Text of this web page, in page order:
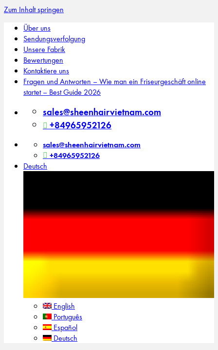
Zum Inhalt springen
Über uns
Sendungsverfolgung
Unsere Fabrik
Bewertungen
Kontaktiere uns
Fragen und Antworten – Wie man ein Friseurgeschäft online
startet – Best Guide 2026
sales@sheenhairvietnam.com
+84965952126
sales@sheenhairvietnam.com
+84965952126
Deutsch
English
Português
Español
Deutsch